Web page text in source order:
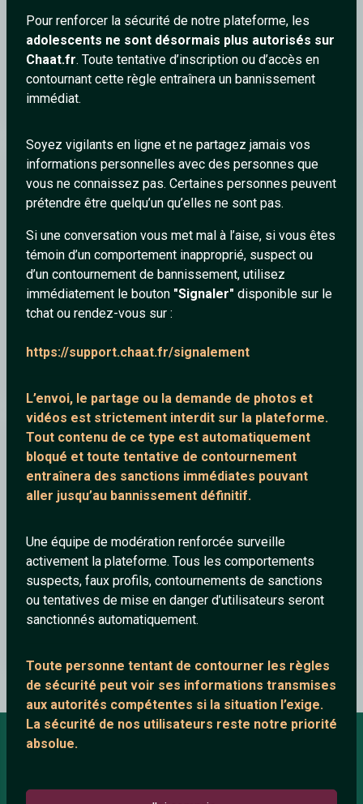
Pour renforcer la sécurité de notre plateforme, les
adolescents ne sont désormais plus autorisés sur
Chaat.fr. Toute tentative d’inscription ou d’accès en
contournant cette règle entraînera un bannissement
immédiat.
Soyez vigilants en ligne et ne partagez jamais vos
informations personnelles avec des personnes que
vous ne connaissez pas. Certaines personnes peuvent
prétendre être quelqu’un qu’elles ne sont pas.
Si une conversation vous met mal à l’aise, si vous êtes
témoin d’un comportement inapproprié, suspect ou
d’un contournement de bannissement, utilisez
immédiatement le bouton "Signaler" disponible sur le
tchat ou rendez-vous sur :
https://support.chaat.fr/signalement
L’envoi, le partage ou la demande de photos et
vidéos est strictement interdit sur la plateforme.
Tout contenu de ce type est automatiquement
bloqué et toute tentative de contournement
entraînera des sanctions immédiates pouvant
aller jusqu’au bannissement définitif.
Une équipe de modération renforcée surveille
activement la plateforme. Tous les comportements
suspects, faux profils, contournements de sanctions
ou tentatives de mise en danger d’utilisateurs seront
sanctionnés automatiquement.
Toute personne tentant de contourner les règles
de sécurité peut voir ses informations transmises
aux autorités compétentes si la situation l’exige.
La sécurité de nos utilisateurs reste notre priorité
absolue.
Manchester Orchestra - I Know How To Speak
Fafa974
_Pascal_